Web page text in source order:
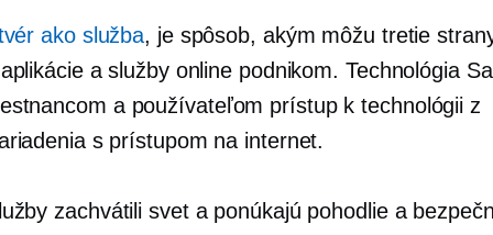
ako služba, je spôsob, akým môžu tretie
a služby online podnikom. Technológia
a používateľom prístup k technológii z
s prístupom na internet.
zachvátili svet a ponúkajú pohodlie a